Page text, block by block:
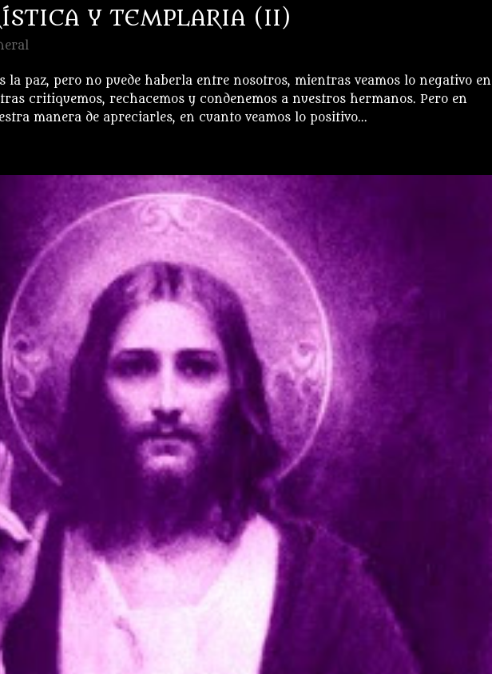
Y TEMPLARIA (II)
la paz, pero no puede haberla entre nosotros, mientras veamos lo negativo en
critiquemos, rechacemos y condenemos a nuestros hermanos. Pero en
manera de apreciarles, en cuanto veamos lo positivo...